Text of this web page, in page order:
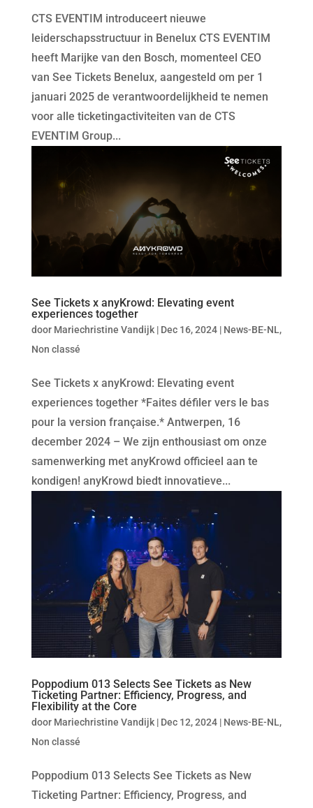
CTS EVENTIM introduceert nieuwe
leiderschapsstructuur in Benelux CTS EVENTIM
heeft Marijke van den Bosch, momenteel CEO
van See Tickets Benelux, aangesteld om per 1
januari 2025 de verantwoordelijkheid te nemen
voor alle ticketingactiviteiten van de CTS
EVENTIM Group...
See Tickets x anyKrowd: Elevating event
experiences together
door Mariechristine Vandijk| Dec 16, 2024| News-BE-NL,
Non classé
See Tickets x anyKrowd: Elevating event
experiences together *Faites défiler vers le bas
pour la version française.* Antwerpen, 16
december 2024 – We zijn enthousiast om onze
samenwerking met anyKrowd officieel aan te
kondigen! anyKrowd biedt innovatieve...
Poppodium 013 Selects See Tickets as New
Ticketing Partner: Efficiency, Progress, and
Flexibility at the Core
door Mariechristine Vandijk| Dec 12, 2024| News-BE-NL,
Non classé
Poppodium 013 Selects See Tickets as New
Ticketing Partner: Efficiency, Progress, and